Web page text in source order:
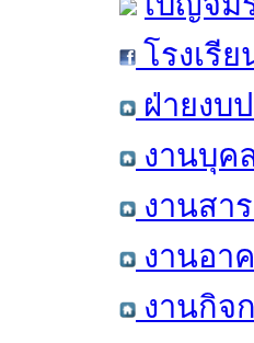
โรงเรี
ฝ่ายงบ
งานบุค
งานสา
งานอา
งานกิจ